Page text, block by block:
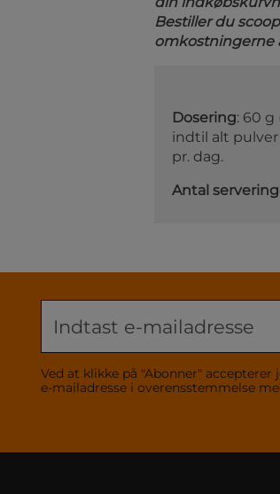
Bestiller du
omkostningerne
Dosering: 60 g
indtil alt
pr. dag.
Antal
Ved at klikke på "Abonner"
e-mailadresse i overensstemmelse